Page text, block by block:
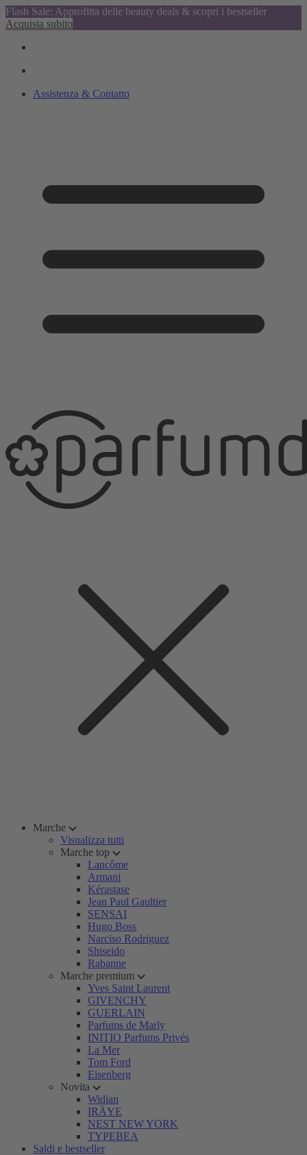
Flash Sale: Approfitta delle beauty deals & scopri i bestseller
Acquista subito
Assistenza & Contatto
Marche
Visualizza tutti
Marche top
Lancôme
Armani
Kérastase
Jean Paul Gaultier
SENSAI
Hugo Boss
Narciso Rodriguez
Shiseido
Rabanne
Marche premium
Yves Saint Laurent
GIVENCHY
GUERLAIN
Parfums de Marly
INITIO Parfums Privés
La Mer
Tom Ford
Eisenberg
Novita
Widian
IRÄYE
NEST NEW YORK
TYPEBEA
Saldi e bestseller